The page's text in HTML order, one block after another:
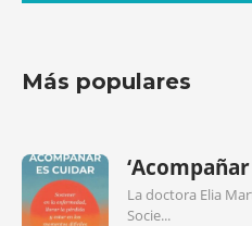
Más populares
La doctora Elia
Socie...